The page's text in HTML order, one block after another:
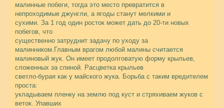
малинные побеги, тогда это место превратится в
непроходимые джунгли, а ягоды станут мелкими и
сухими. За 1 год один росток может дать до 20-ти новых
побегов, что
существенно затруднит задачу по уходу за
малинником.Главным врагом любой малины считается
малиновый жук. Он имеет продолговатую форму крыльев,
сложенных за спиной. Расцветка крыльев
светло-бурая как у майского жука. Борьба с таким вредителем
проста:
укладываем пленку на землю под куст и стряхиваем жуков с
веток. Упавших